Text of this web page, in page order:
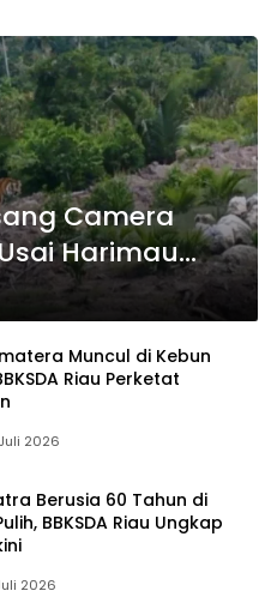
Camera
Harimau
Permukiman di
Muncul di Kebun
Riau Perketat
2026
Berusia 60 Tahun di
BBKSDA Riau Ungkap
2026